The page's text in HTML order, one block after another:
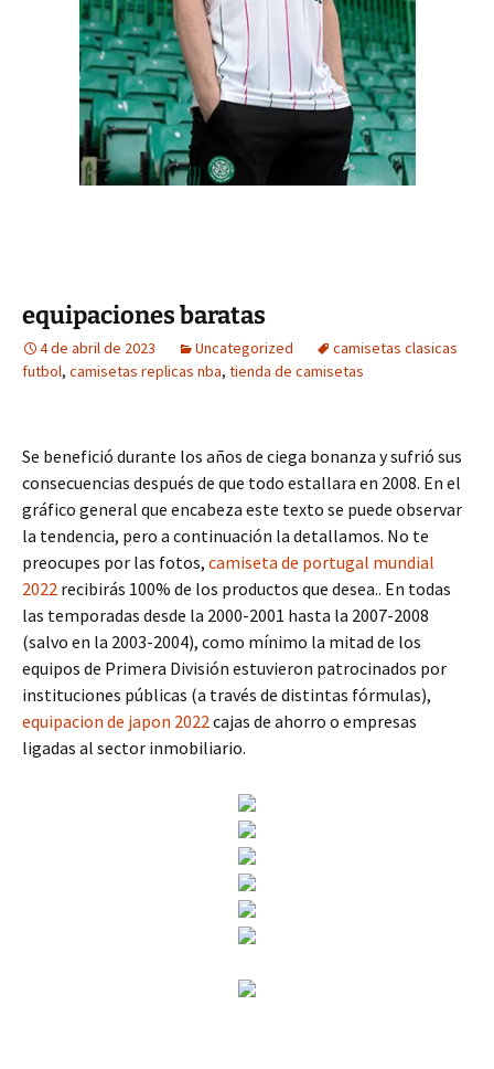
equipaciones baratas
4 de abril de 2023 Uncategorized
camisetas clasicas
futbol, camisetas replicas nba, tienda de camisetas
Se benefició durante los años de ciega bonanza y sufrió sus
consecuencias después de que todo estallara en 2008. En el
gráfico general que encabeza este texto se puede observar
la tendencia, pero a continuación la detallamos. No te
preocupes por las fotos, camiseta de portugal mundial
2022 recibirás 100% de los productos que desea.. En todas
las temporadas desde la 2000-2001 hasta la 2007-2008
(salvo en la 2003-2004), como mínimo la mitad de los
equipos de Primera División estuvieron patrocinados por
instituciones públicas (a través de distintas fórmulas),
equipacion de japon 2022cajas de ahorro o empresas
ligadas al sector inmobiliario.